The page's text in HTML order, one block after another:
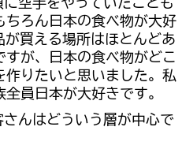
ろん日本の食べ物が大好
買える場所はほとんどあ
が、日本の食べ物がどこ
りたいと思いました。私
員日本が大好きです。
んはどういう層が中心で